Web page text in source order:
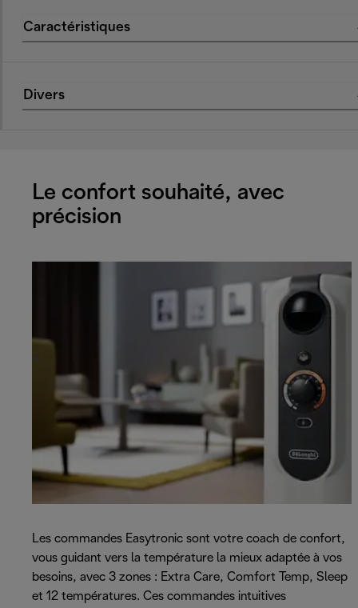
Caractéristiques
Divers
Le confort souhaité, avec
précision
Les commandes Easytronic sont votre coach de confort,
vous guidant vers la température la mieux adaptée à vos
besoins, avec 3 zones : Extra Care, Comfort Temp, Sleep
et 12 températures. Ces commandes intuitives